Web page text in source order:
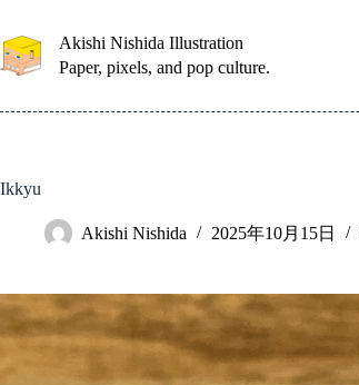
テ
ン
ッ
Akishi Nishida Illustration
Paper, pixels, and pop culture.
Ikkyu
Akishi Nishida 2025年10月15日